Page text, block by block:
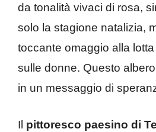
da tonalità vivaci di rosa,
solo la stagione natalizia,
toccante omaggio alla
sulle donne. Questo
in un messaggio di
Il pittoresco paesino di